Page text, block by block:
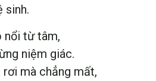
sinh.
nổi từ tâm,
niệm giác.
mà chẳng mất,